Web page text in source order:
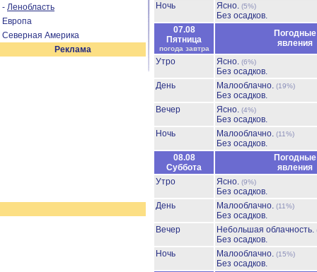
- Ленобласть
Европа
Северная Америка
Реклама
Ночь
Ясно. (5%)
Без осадков.
07.08
Пятница
погода завтра
Погодные
явления
Утро
Ясно. (6%)
Без осадков.
День
Малооблачно. (19%)
Без осадков.
Вечер
Ясно. (4%)
Без осадков.
Ночь
Малооблачно. (11%)
Без осадков.
08.08
Суббота
Погодные
явления
Утро
Ясно. (9%)
Без осадков.
День
Малооблачно. (11%)
Без осадков.
Вечер
Небольшая облачность.
Без осадков.
Ночь
Малооблачно. (15%)
Без осадков.